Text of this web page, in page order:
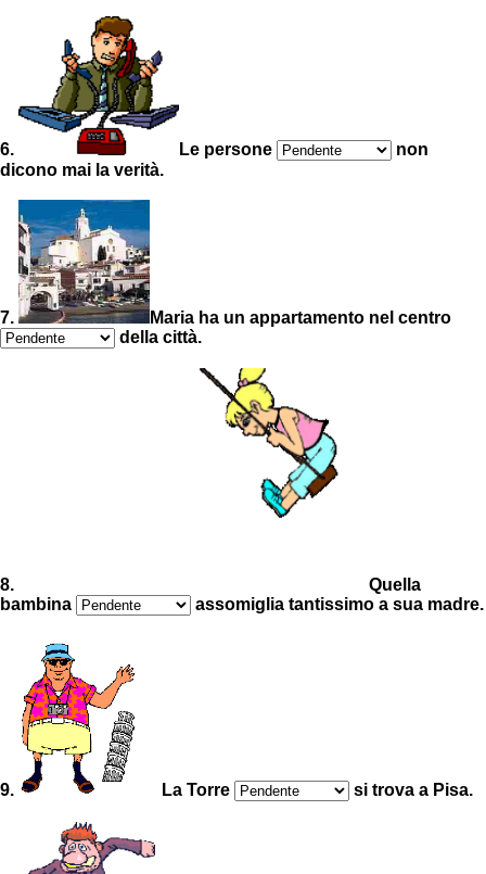
6. Le persone
non
dicono mai la verità.
7.
Maria ha un appartamento nel centro
della città.
8.
Quella
bambina
assomiglia tantissimo a sua madre.
9. La Torre si trova a Pisa.